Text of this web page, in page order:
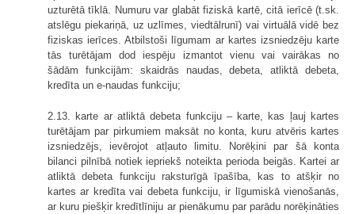
uzturētā tīklā. Numuru var glabāt fiziskā kartē, citā ierīcē (t.sk.
atslēgu piekariņā, uz uzlīmes, viedtālrunī) vai virtuālā vidē bez
fiziskas ierīces. Atbilstoši līgumam ar kartes izsniedzēju karte
tās turētājam dod iespēju izmantot vienu vai vairākas no
šādām funkcijām: skaidrās naudas, debeta, atliktā debeta,
kredīta un e-naudas funkciju;
2.13. karte ar atliktā debeta funkciju – karte, kas ļauj kartes
turētājam par pirkumiem maksāt no konta, kuru atvēris kartes
izsniedzējs, ievērojot atļauto limitu. Norēķini par šā konta
bilanci pilnībā notiek iepriekš noteikta perioda beigās. Kartei ar
atliktā debeta funkciju raksturīgā īpašība, kas to atšķir no
kartes ar kredīta vai debeta funkciju, ir līgumiskā vienošanās,
ar kuru piešķir kredītlīniju ar pienākumu par parādu norēķināties